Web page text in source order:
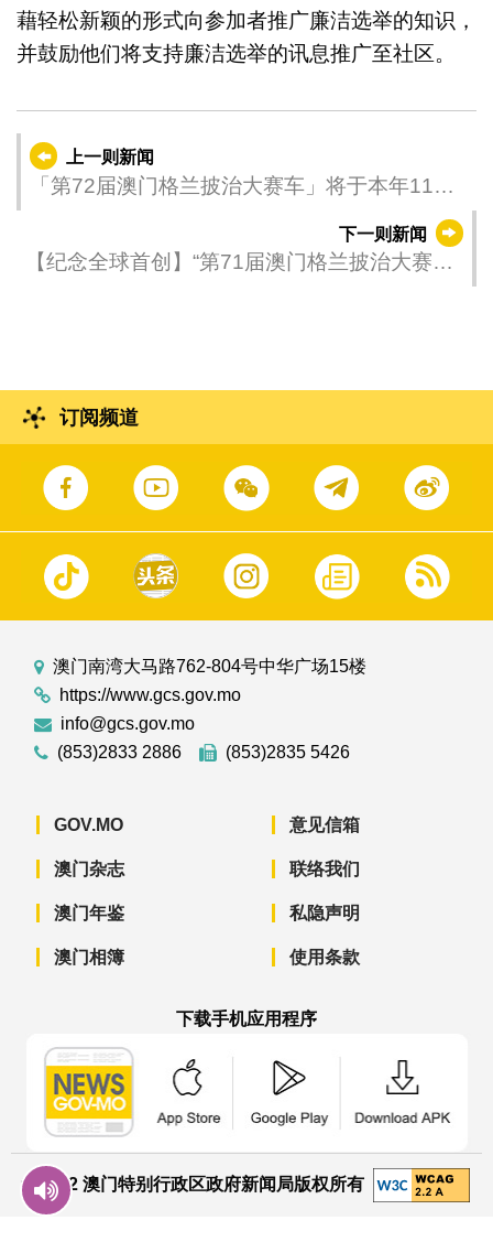
藉轻松新颖的形式向参加者推广廉洁选举的知识，
并鼓励他们将支持廉洁选举的讯息推广至社区。
上一则新闻
「第72届澳门格兰披治大赛车」将于本年11月
下一则新闻
【纪念全球首创】“第71届澳门格兰披治大赛车
订阅频道
澳门南湾大马路762-804号中华广场15楼
https://www.gcs.gov.mo
info@gcs.gov.mo
(853)2833 2886
(853)2835 5426
GOV.MO
澳门杂志
澳门年鉴
澳门相簿
意见信箱
联络我们
私隐声明
使用条款
下载手机应用程序
© 2022 澳门特别行政区政府新闻局版权所有